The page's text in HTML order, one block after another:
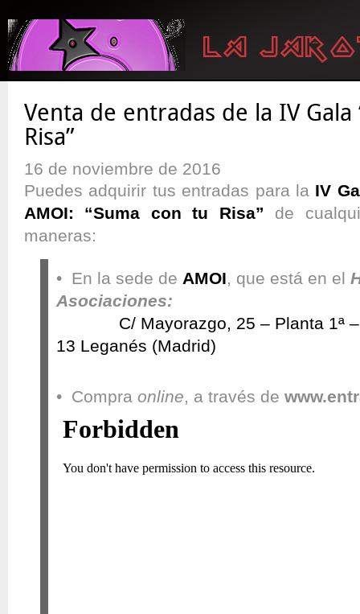
Venta de entradas de la IV Gala
Risa”
16 de noviembre de 2016
Puedes adquirir tus entradas para la IV
AMOI: “Suma con tu Risa” de
maneras:
• En la sede de AMOI, que está en el
Asociaciones:
C/ Mayorazgo, 25 – Planta 1ª
13 Leganés (Madrid)
• Compra online, a través de